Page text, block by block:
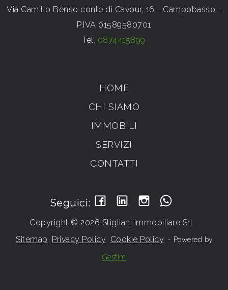
Via Camillo Benso conte di Cavour, 16 - Campobasso -
P.IVA 01589580701
Tel. 0874415899
HOME
CHI SIAMO
IMMOBILI
SERVIZI
CONTATTI
Seguici:
Copyright © 2026 Stigliani Immobiliare Srl -
Sitemap Privacy Policy Cookie Policy - Powered by
Gestim